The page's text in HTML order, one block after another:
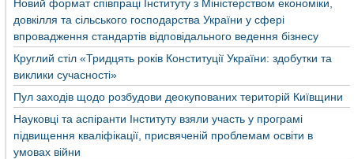
Новий формат співпраці Інституту з Міністерством економіки,
довкілля та сільського господарства України у сфері
впровадження стандартів відповідального ведення бізнесу
Круглий стіл «Тридцять років Конституції України: здобутки та
виклики сучасності»
Пул заходів щодо розбудови деокупованих територій Київщини
Науковці та аспіранти Інституту взяли участь у програмі
підвищення кваліфікації, присвяченій проблемам освіти в
умовах війни